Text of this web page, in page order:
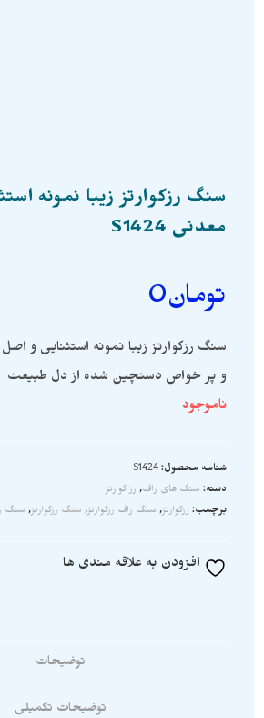
سنگ رزکوارتز زیبا نمونه
معدنی S1424
تومان0
سنگ رزکوارتز زیبا نمونه استثنایی و
و پر خواص دستچین شده از دل طبیعت
ناموجود
شناسه محصول:S1424
دسته: سنگ های راف, رز کوارتز
برچسب: رزکوارتز, سنگ راف رزکوارتز, سنگ رزکوارتز, سنگ
افزودن به علاقه مندی ها
توضیحات
توضیحات تکمیلی